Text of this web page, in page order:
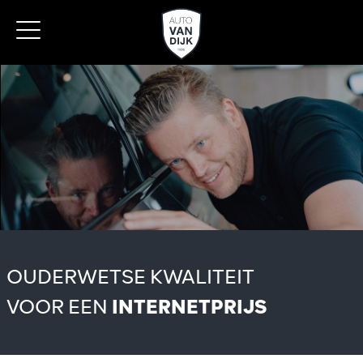
OUDERWETSE KWALITEIT
VOOR EEN INTERNETPRIJS